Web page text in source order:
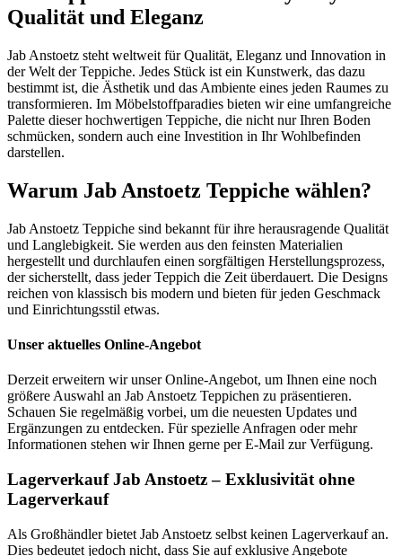
Qualität und Eleganz
Jab Anstoetz steht weltweit für Qualität, Eleganz und Innovation in
der Welt der Teppiche. Jedes Stück ist ein Kunstwerk, das dazu
bestimmt ist, die Ästhetik und das Ambiente eines jeden Raumes zu
transformieren. Im Möbelstoffparadies bieten wir eine umfangreiche
Palette dieser hochwertigen Teppiche, die nicht nur Ihren Boden
schmücken, sondern auch eine Investition in Ihr Wohlbefinden
darstellen.
Warum Jab Anstoetz Teppiche wählen?
Jab Anstoetz Teppiche sind bekannt für ihre herausragende Qualität
und Langlebigkeit. Sie werden aus den feinsten Materialien
hergestellt und durchlaufen einen sorgfältigen Herstellungsprozess,
der sicherstellt, dass jeder Teppich die Zeit überdauert. Die Designs
reichen von klassisch bis modern und bieten für jeden Geschmack
und Einrichtungsstil etwas.
Unser aktuelles Online-Angebot
Derzeit erweitern wir unser Online-Angebot, um Ihnen eine noch
größere Auswahl an Jab Anstoetz Teppichen zu präsentieren.
Schauen Sie regelmäßig vorbei, um die neuesten Updates und
Ergänzungen zu entdecken. Für spezielle Anfragen oder mehr
Informationen stehen wir Ihnen gerne per E-Mail zur Verfügung.
Lagerverkauf Jab Anstoetz – Exklusivität ohne
Lagerverkauf
Als Großhändler bietet Jab Anstoetz selbst keinen Lagerverkauf an.
Dies bedeutet jedoch nicht, dass Sie auf exklusive Angebote